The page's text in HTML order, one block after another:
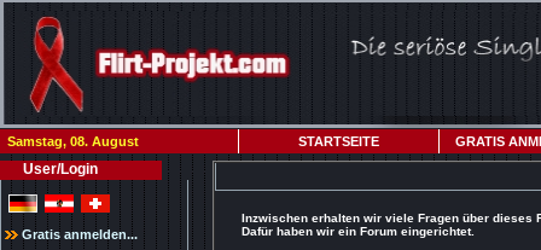
Samstag, 08. August STARTSEITE GRATIS
User/Login
Gratis anmelden...
Inzwischen erhalten wir viele Fragen über dieses
Dafür haben wir ein Forum eingerichtet.